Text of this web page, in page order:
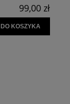
99,00 zł
DO KOSZYKA